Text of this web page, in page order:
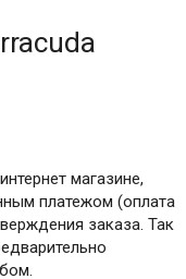
магазине,
платежом (оплата
заказа. Так